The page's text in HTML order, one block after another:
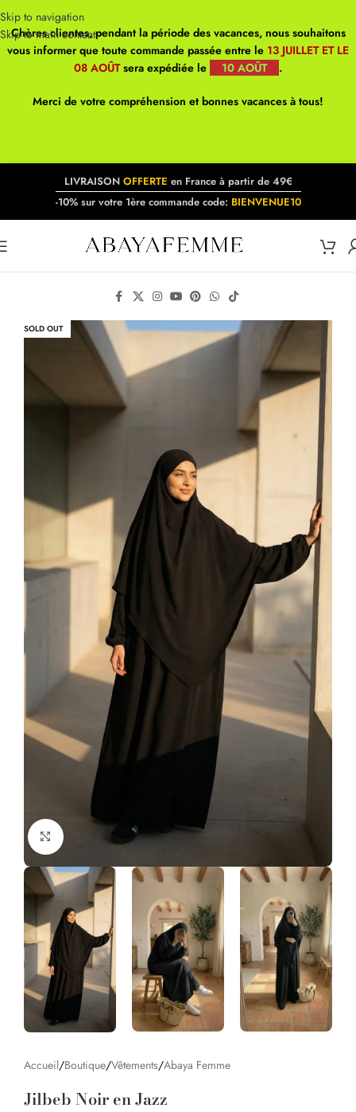
Skip to navigation
Skip to main content
Chères clientes, pendant la période des vacances, nous souhaitons
vous informer que toute commande passée entre le 13 JUILLET ET LE
08 AOÛTsera expédiée le 10 AOÛT .
Merci de votre compréhension et bonnes vacances à tous!
LIVRAISON OFFERTE en France à partir de 49€
-10% sur votre 1ère commande code: BIENVENUE10
SOLD OUT
Click to enlarge
Accueil/Boutique/Vêtements/Abaya Femme
Jilbeb Noir en Jazz